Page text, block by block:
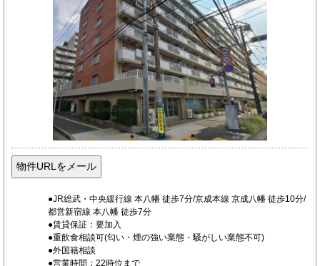
●JR総武・中央緩行線 本八幡 徒歩7分/京成本線 京成八幡 徒歩10分/
都営新宿線 本八幡 徒歩7分
●賃貸保証：要加入
●重飲食相談可(匂い・煙の強い業態・騒がしい業態不可)
●外国籍相談
●営業時間：22時位まで